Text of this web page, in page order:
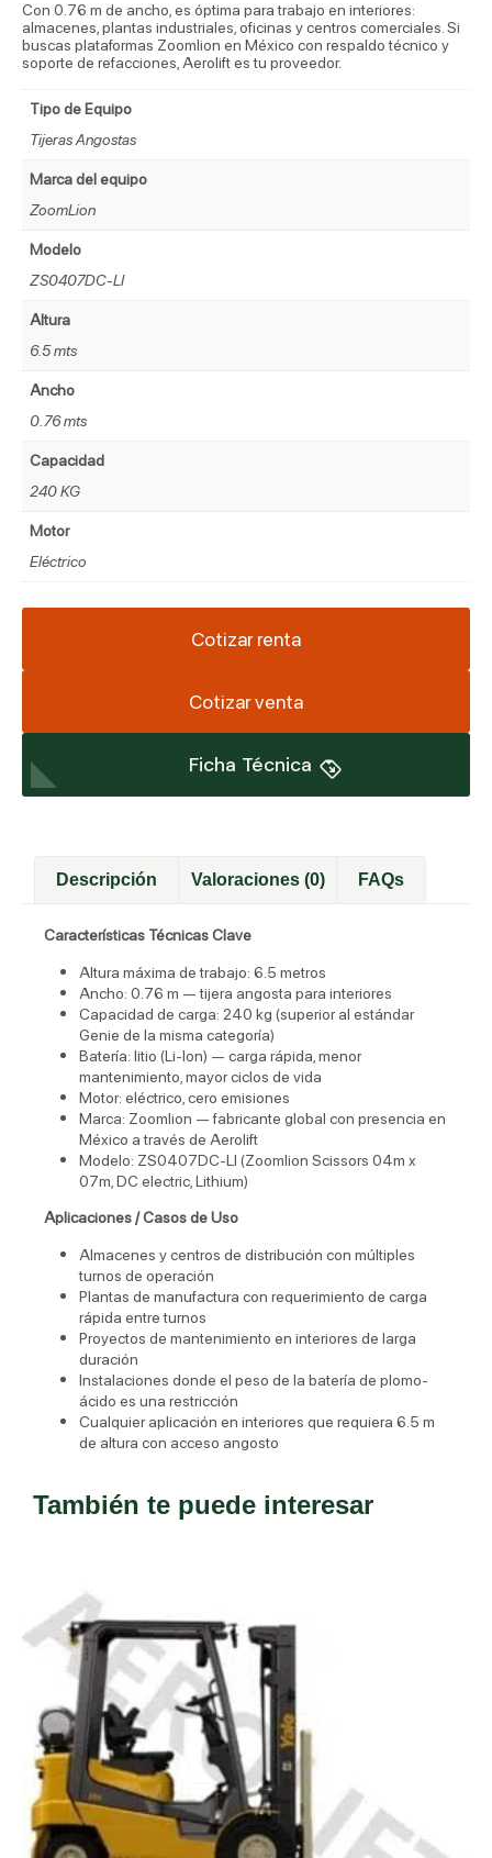
Con 0.76 m de ancho, es óptima para trabajo en interiores:
almacenes, plantas industriales, oficinas y centros comerciales. Si
buscas plataformas Zoomlion en México con respaldo técnico y
soporte de refacciones, Aerolift es tu proveedor.
Tipo de Equipo
Tijeras Angostas
Marca del equipo
ZoomLion
Modelo
ZS0407DC-LI
Altura
6.5 mts
Ancho
0.76 mts
Capacidad
240 KG
Motor
Eléctrico
Cotizar renta
Cotizar venta
Ficha Técnica
Descripción Valoraciones (0) FAQs
Características Técnicas Clave
Altura máxima de trabajo: 6.5 metros
Ancho: 0.76 m — tijera angosta para interiores
Capacidad de carga: 240 kg (superior al estándar
Genie de la misma categoría)
Batería: litio (Li-Ion) — carga rápida, menor
mantenimiento, mayor ciclos de vida
Motor: eléctrico, cero emisiones
Marca: Zoomlion — fabricante global con presencia en
México a través de Aerolift
Modelo: ZS0407DC-LI (Zoomlion Scissors 04m x
07m, DC electric, Lithium)
Aplicaciones / Casos de Uso
Almacenes y centros de distribución con múltiples
turnos de operación
Plantas de manufactura con requerimiento de carga
rápida entre turnos
Proyectos de mantenimiento en interiores de larga
duración
Instalaciones donde el peso de la batería de plomo-
ácido es una restricción
Cualquier aplicación en interiores que requiera 6.5 m
de altura con acceso angosto
También te puede interesar